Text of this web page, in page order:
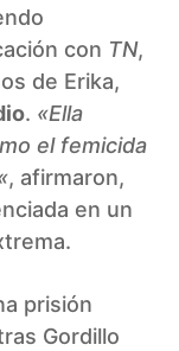
con TN,
de Erika,
. «Ella
el femicida
, afirmaron,
en un
prisión
Gordillo